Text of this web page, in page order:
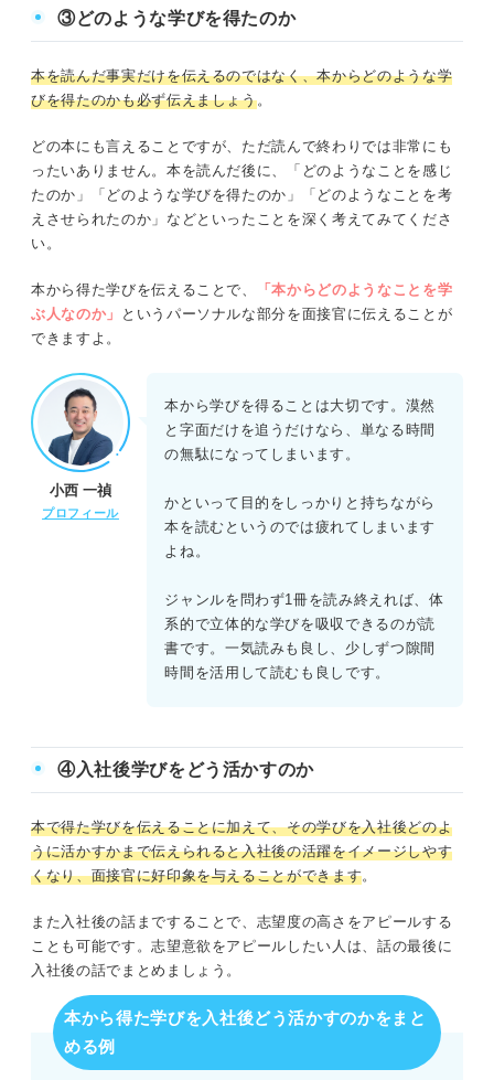
③どのような学びを得たのか
本を読んだ事実だけを伝えるのではなく、本からどのような学
びを得たのかも必ず伝えましょう。
どの本にも言えることですが、ただ読んで終わりでは非常にも
ったいありません。本を読んだ後に、「どのようなことを感じ
たのか」「どのような学びを得たのか」「どのようなことを考
えさせられたのか」などといったことを深く考えてみてくださ
い。
本から得た学びを伝えることで、
「本からどのようなことを学
ぶ人なのか」
というパーソナルな部分を面接官に伝えることが
できますよ。
小西 一禎
プロフィール
本から学びを得ることは大切です。漠然
と字面だけを追うだけなら、単なる時間
の無駄になってしまいます。
かといって目的をしっかりと持ちながら
本を読むというのでは疲れてしまいます
よね。
ジャンルを問わず1冊を読み終えれば、体
系的で立体的な学びを吸収できるのが読
書です。一気読みも良し、少しずつ隙間
時間を活用して読むも良しです。
④入社後学びをどう活かすのか
本で得た学びを伝えることに加えて、その学びを入社後どのよ
うに活かすかまで伝えられると入社後の活躍をイメージしやす
くなり、面接官に好印象を与えることができます。
また入社後の話まですることで、志望度の高さをアピールする
ことも可能です。志望意欲をアピールしたい人は、話の最後に
入社後の話でまとめましょう。
本から得た学びを入社後どう活かすのかをまと
める例